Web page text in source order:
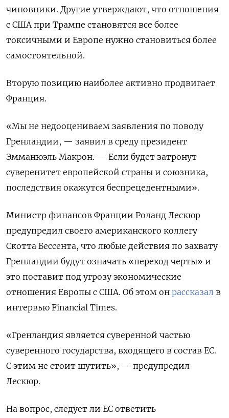
чиновники. Другие утверждают, что отношения
с США при Трампе становятся все более
токсичными и Европе нужно становиться более
самостоятельной.
Вторую позицию наиболее активно продвигает
Франция.
«Мы не недооцениваем заявления по поводу
Гренландии, — заявил в среду президент
Эмманюэль Макрон. — Если будет затронут
суверенитет европейской страны и союзника,
последствия окажутся беспрецедентными».
Министр финансов Франции Роланд Лескюр
предупредил своего американского коллегу
Скотта Бессента, что любые действия по захвату
Гренландии будут означать «переход черты» и
это поставит под угрозу экономические
отношения Европы с США. Об этом он рассказал в
интервью Financial Times.
«Гренландия является суверенной частью
суверенного государства, входящего в состав ЕС.
С этим не стоит шутить», — предупредил
Лескюр.
На вопрос, следует ли ЕС ответить